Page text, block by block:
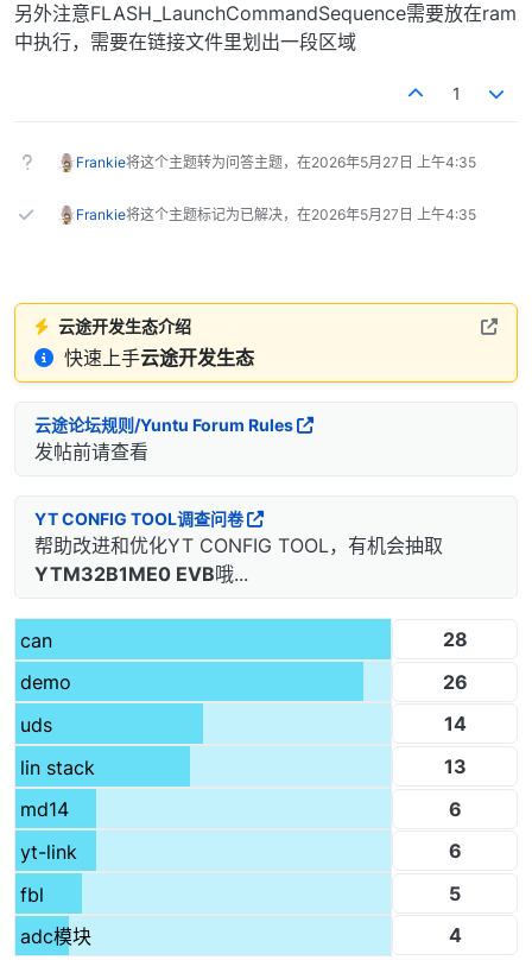
另外注意FLASH_LaunchCommandSequence需要放在ram
中执行，需要在链接文件里划出一段区域
1
Frankie将这个主题转为问答主题，在2026年5月27日 上午4:35
Frankie将这个主题标记为已解决，在2026年5月27日 上午4:35
云途开发生态介绍
快速上手云途开发生态
云途论坛规则/Yuntu Forum Rules
发帖前请查看
YT CONFIG TOOL调查问卷
帮助改进和优化YT CONFIG TOOL，有机会抽取
YTM32B1ME0 EVB哦...
can
28
demo
26
uds
14
lin stack
13
md14
6
yt-link
6
fbl
5
adc模块
4